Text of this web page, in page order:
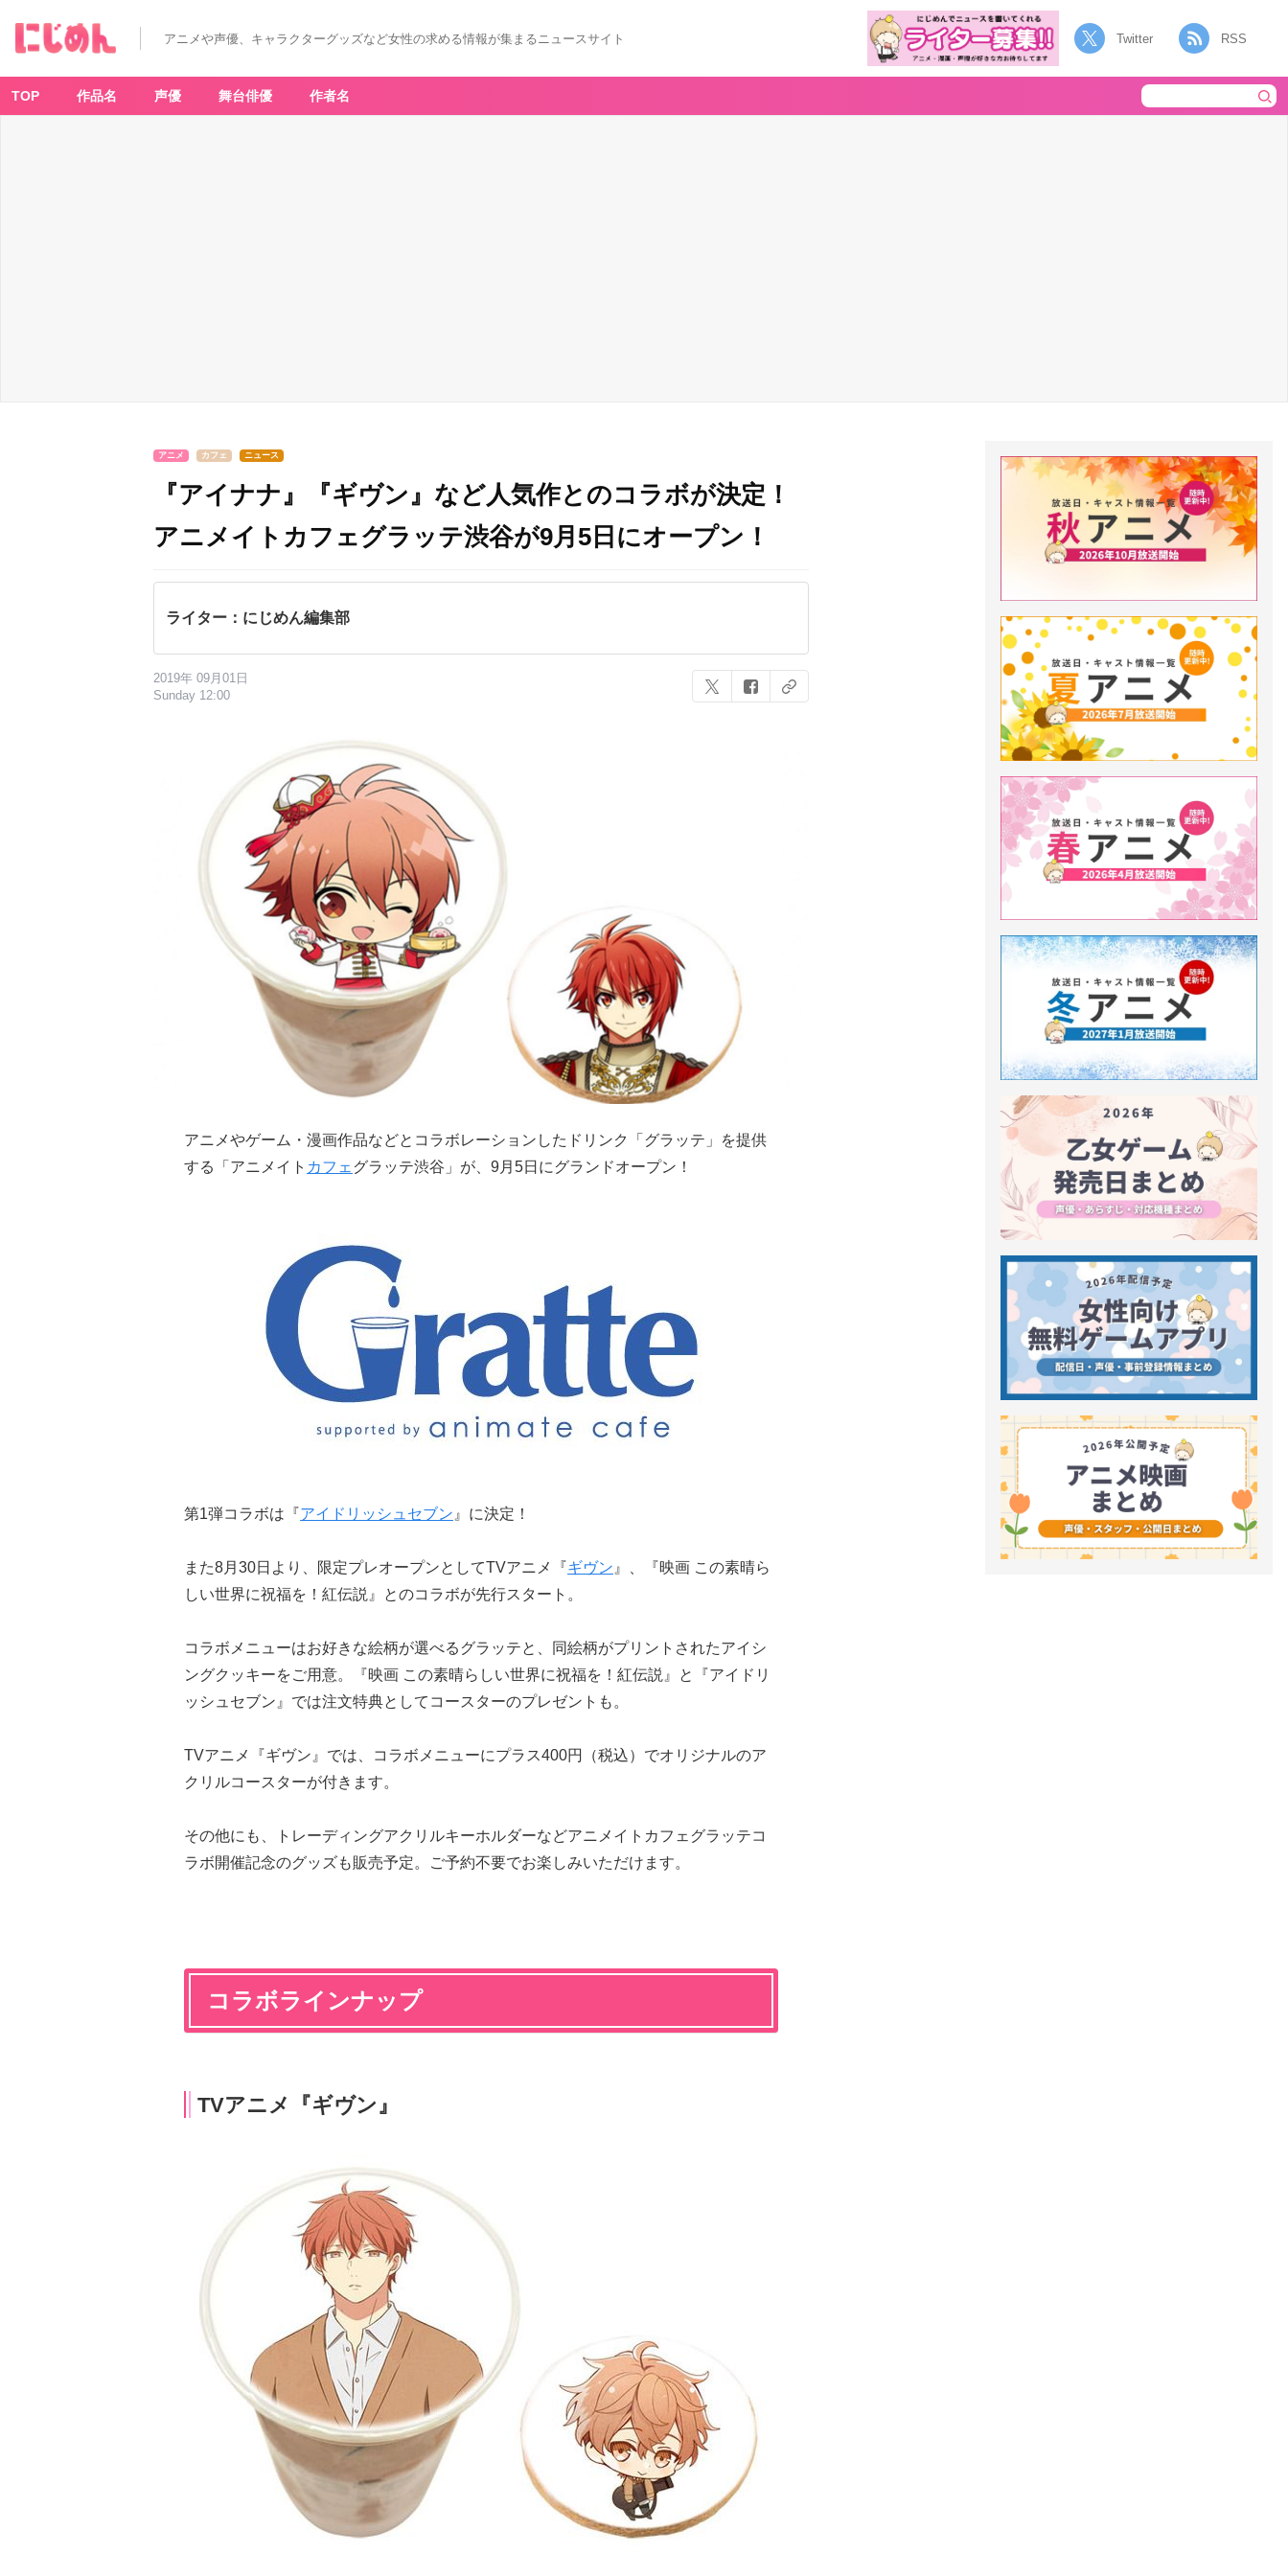
アニメや声優、キャラクターグッズなど女性の求める情報が集まるニュースサイト Twitter RSS
TOP 作品名 声優 舞台俳優 作者名
アニメ カフェ ニュース
『アイナナ』『ギヴン』など人気作とのコラボが決定！
アニメイトカフェグラッテ渋谷が9月5日にオープン！
ライター：にじめん編集部
2019年 09月01日
Sunday 12:00
アニメやゲーム・漫画作品などとコラボレーションしたドリンク「グラッテ」を提供
する「アニメイト カフェ グラッテ渋谷」が、9月5日にグランドオープン！
第1弾コラボは『アイドリッシュセブン 』に決定！
また8月30日より、限定プレオープンとしてTVアニメ『ギヴン 』、『映画 この素晴ら
しい世界に祝福を！紅伝説』とのコラボが先行スタート。
コラボメニューはお好きな絵柄が選べるグラッテと、同絵柄がプリントされたアイシ
ングクッキーをご用意。『映画 この素晴らしい世界に祝福を！紅伝説』と『アイドリ
ッシュセブン』では注文特典としてコースターのプレゼントも。
TVアニメ『ギヴン』では、コラボメニューにプラス400円（税込）でオリジナルのア
クリルコースターが付きます。
その他にも、トレーディングアクリルキーホルダーなどアニメイトカフェグラッテコ
ラボ開催記念のグッズも販売予定。ご予約不要でお楽しみいただけます。
コラボラインナップ
TVアニメ『ギヴン』